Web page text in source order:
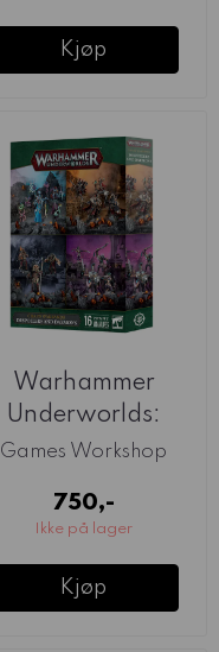
Kjøp
Warhammer
Underworlds:
Despoilers And
Games Workshop
750,-
Ikke på lager
Kjøp